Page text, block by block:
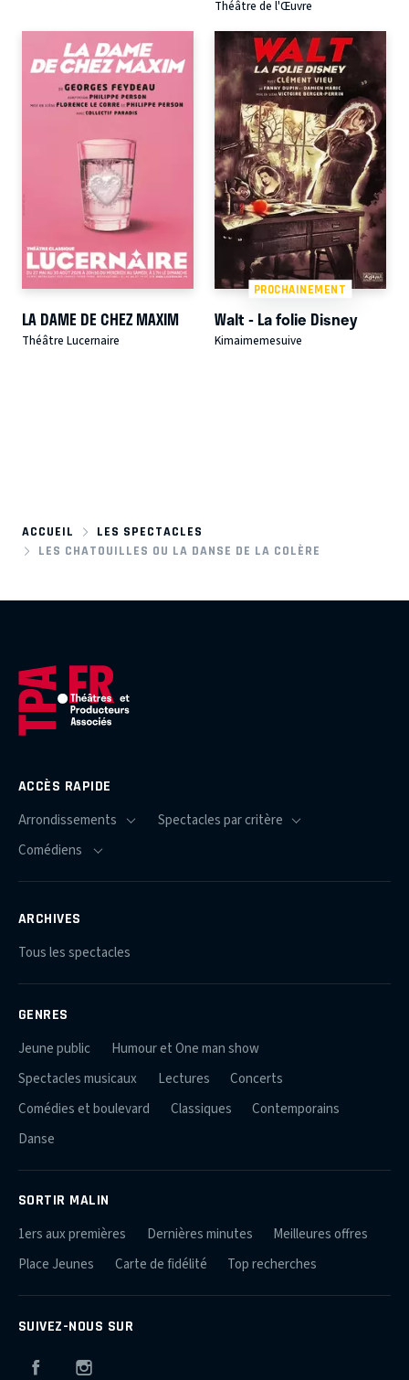
Théâtre de l'Œuvre
LA DAME DE CHEZ MAXIM
Théâtre Lucernaire
PROCHAINEMENT
Walt - La folie Disney
Kimaimemesuive
ACCUEIL
LES SPECTACLES
LES CHATOUILLES OU LA DANSE DE LA COLÈRE
ACCÈS RAPIDE
ARCHIVES
Tous les spectacles
GENRES
Jeune public
Humour et One man show
Spectacles musicaux
Lectures
Concerts
Comédies et boulevard
Classiques
Contemporains
Danse
SORTIR MALIN
1ers aux premières Dernières minutes
Meilleures offres
Place Jeunes
Carte de fidélité Top recherches
SUIVEZ-NOUS SUR
Facebook